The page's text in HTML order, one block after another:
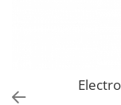
Motoburghie si